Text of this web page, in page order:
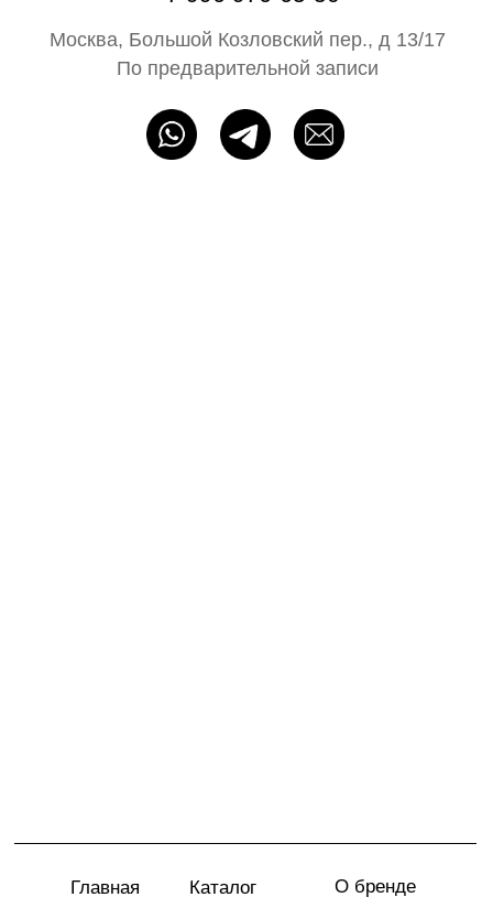
ИП Байбакова Н. А. ОГРНИП: 320715400052483
Разработка сайта
Политика конфиденциальности
Оферта